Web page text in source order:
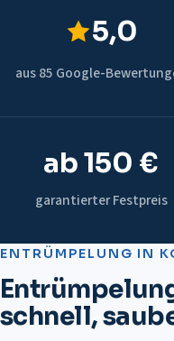
5,0
aus 85 Google-
ab 150 €
garantierter Festpreis
ENTRÜMPELUNG IN
schnell,